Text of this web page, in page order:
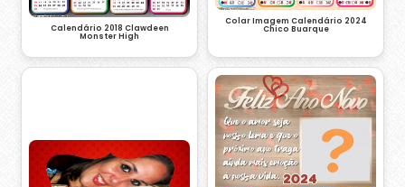
Calendário 2018 Clawdeen
Monster High
Colar Imagem Calendário 2024
Chico Buarque